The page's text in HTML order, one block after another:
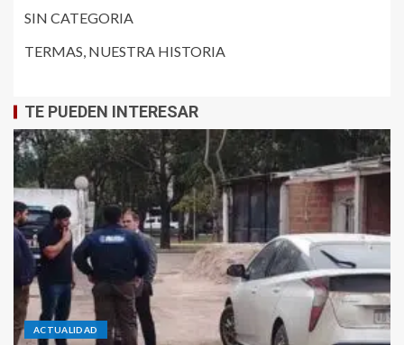
SIN CATEGORIA
TERMAS, NUESTRA HISTORIA
TE PUEDEN INTERESAR
ACTUALIDAD